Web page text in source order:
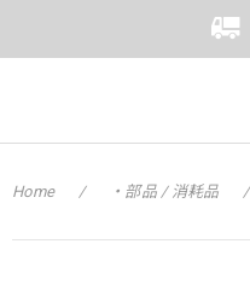
Home ・部品 / 消耗品